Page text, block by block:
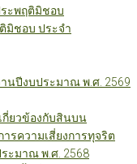
ระพฤติมิชอบ
มิชอบ ประจำ
นปีงบประมาณ พ.ศ. 2569
กี่ยวข้องกับสินบน
รความเสี่ยงการทุจริต
ะมาณ พ.ศ. 2568